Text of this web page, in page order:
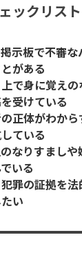
ックリスト
示板で不審
がある
で身に覚え
受けている
正体がわか
ている
なりすまし
いる
罪の証拠を
い